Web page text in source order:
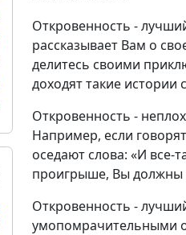
Откровенность -
рассказывает Вам о
делитесь своими
доходят такие
Откровенность -
Например, если
оседают слова: «И все-
проигрыше, Вы должны
Откровенность -
умопомрачительными